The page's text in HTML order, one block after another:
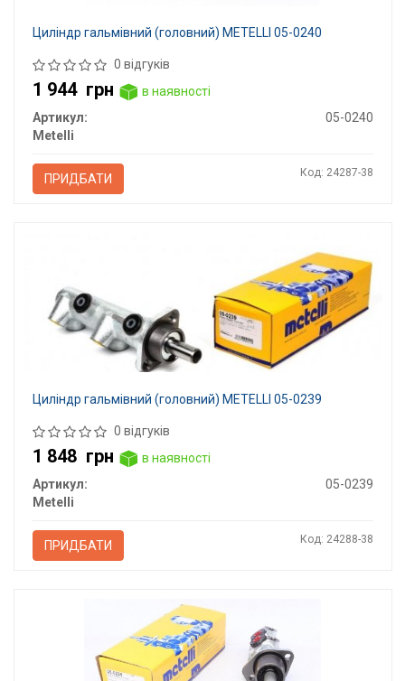
Циліндр гальмівний (головний) METELLI 05-0240
0 відгуків
1 944 грн
в наявності
Артикул:
05-0240
Metelli
ПРИДБАТИ Код: 24287-38
Циліндр гальмівний (головний) METELLI 05-0239
0 відгуків
1 848 грн
в наявності
Артикул:
05-0239
Metelli
ПРИДБАТИ Код: 24288-38